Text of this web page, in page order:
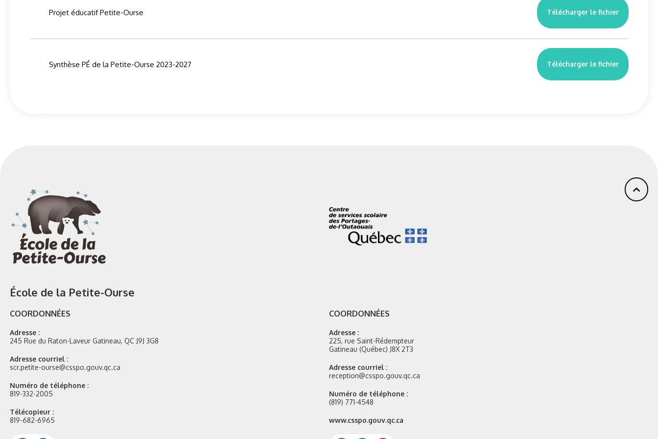
Projet éducatif Petite-Ourse Télécharger le fichier
Synthèse PÉ de la Petite-Ourse 2023-2027 Télécharger le fichier
École de la Petite-Ourse
COORDONNÉES
Adresse :
245 Rue du Raton-Laveur Gatineau, QC J9J 3G8
Adresse courriel :
scr.petite-ourse@csspo.gouv.qc.ca
Numéro de téléphone :
819-332-2005
Télécopieur :
819-682-6965
COORDONNÉES
Adresse :
225, rue Saint-Rédempteur
Gatineau (Québec) J8X 2T3
Adresse courriel :
reception@csspo.gouv.qc.ca
Numéro de téléphone :
(819) 771-4548
Site
www.csspo.gouv.qc.ca